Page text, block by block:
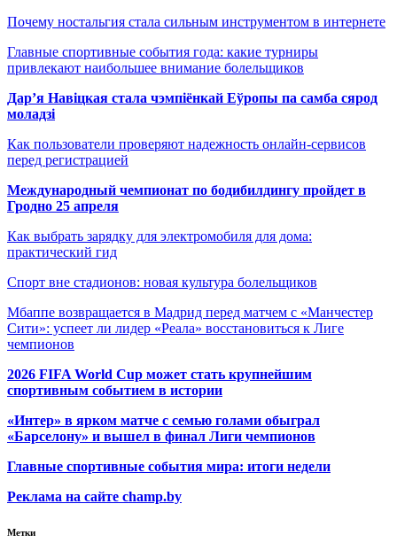
Почему ностальгия стала сильным инструментом в интернете
Главные спортивные события года: какие турниры
привлекают наибольшее внимание болельщиков
Дар’я Навіцкая стала чэмпіёнкай Еўропы па самба сярод
моладзі
Как пользователи проверяют надежность онлайн-сервисов
перед регистрацией
Международный чемпионат по бодибилдингу пройдет в
Гродно 25 апреля
Как выбрать зарядку для электромобиля для дома:
практический гид
Спорт вне стадионов: новая культура болельщиков
Мбаппе возвращается в Мадрид перед матчем с «Манчестер
Сити»: успеет ли лидер «Реала» восстановиться к Лиге
чемпионов
2026 FIFA World Cup может стать крупнейшим
спортивным событием в истории
«Интер» в ярком матче с семью голами обыграл
«Барселону» и вышел в финал Лиги чемпионов
Главные спортивные события мира: итоги недели
Реклама на сайте champ.by
Метки